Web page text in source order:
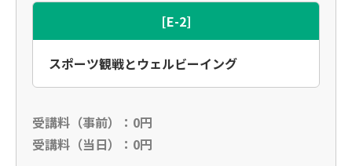
[E-2]
スポーツ観戦とウェルビーイング
受講料（事前）：0円
受講料（当日）：0円